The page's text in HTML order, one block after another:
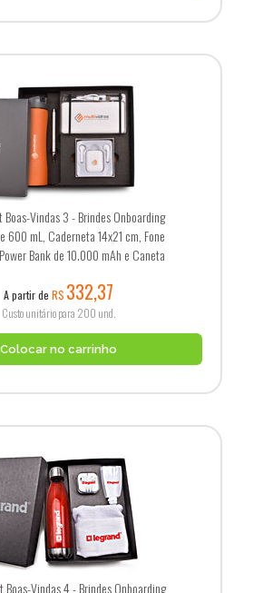
Boas-Vindas 3 - Brindes Onboarding
600 mL, Caderneta 14x21 cm, Fone
Bank de 10.000 mAh e Caneta
A partir de R$ 332,37
Custo unitário para 200 und.
Colocar no carrinho
Boas-Vindas 4 - Brindes Onboarding